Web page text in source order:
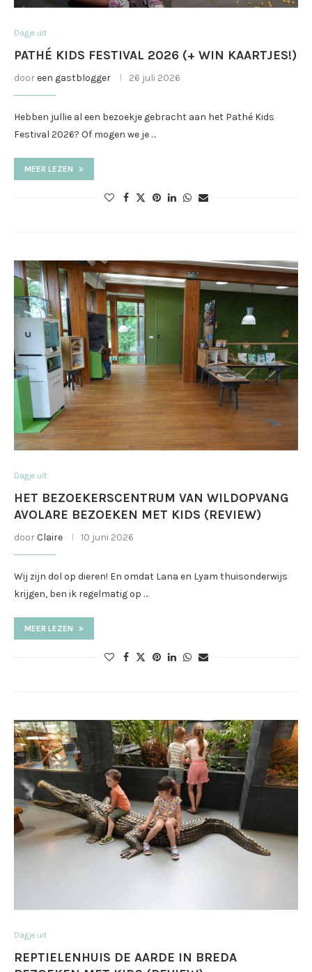
Dagje uit
PATHÉ KIDS FESTIVAL 2026 (+ WIN KAARTJES!)
dooreen gastblogger 26 juli 2026
Hebben jullie al een bezoekje gebracht aan het Pathé Kids
Festival 2026? Of mogen we je …
MEER LEZEN
Dagje uit
HET BEZOEKERSCENTRUM VAN WILDOPVANG
AVOLARE BEZOEKEN MET KIDS (REVIEW)
doorClaire 10 juni 2026
Wij zijn dol op dieren! En omdat Lana en Lyam thuisonderwijs
krijgen, ben ik regelmatig op …
MEER LEZEN
Dagje uit
REPTIELENHUIS DE AARDE IN BREDA